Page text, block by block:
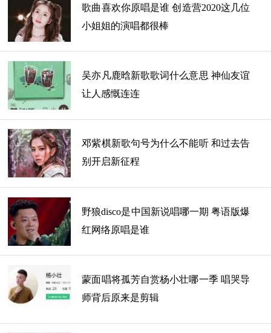
歌曲喜欢你原唱是谁 创造营2020这几位
小姐姐的演唱都很棒
吴亦凡鹿晗新歌歌词什么意思 神仙友谊
让人感慨连连
邓紫棋新歌句号为什么不能听 和过去告
别开启新征程
野狼disco是中国新说唱哪一期 粤语版爆
红网络原唱是谁
蒙面唱将孤芳自赏杨小壮哪一季 唱哭导
师背后原来是剪辑